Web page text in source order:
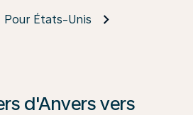
Pour États-Unis
d'Anvers vers
disponible, cliquez sur «